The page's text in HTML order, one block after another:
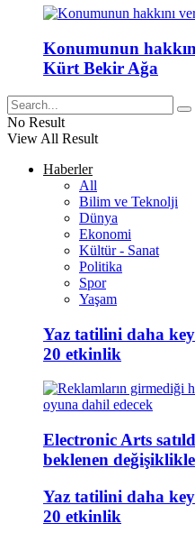
Konumunun
Kürt Bekir Ağa
No Result
View All Result
Haberler
All
Bilim ve Teknolji
Dünya
Ekonomi
Kültür - Sanat
Politika
Spor
Yaşam
Yaz tatilini daha
20 etkinlik
Electronic Arts
beklenen
Yaz tatilini daha
20 etkinlik